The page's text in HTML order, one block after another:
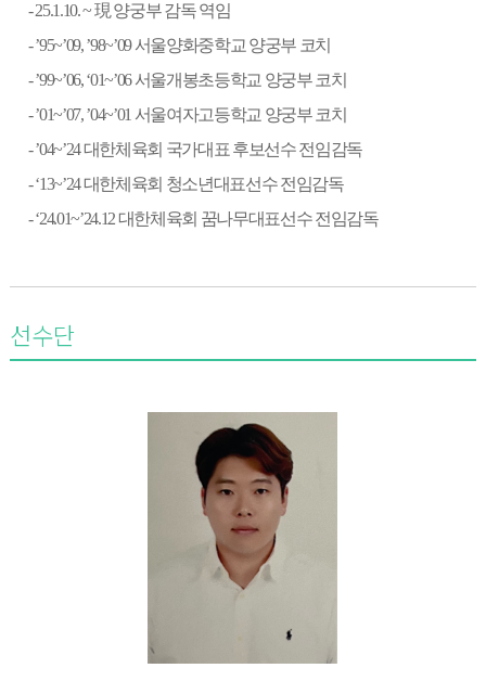
- 25.1.10. ~現 양궁부 감독 역임
- ’95~’09, ’98~’09서울양화중학교 양궁부 코치
- ’99~’06, ‘01~’06서울개봉초등학교 양궁부 코치
- ’01~’07, ’04~’01 서울여자고등학교 양궁부 코치
- ’04~’24대한체육회 국가대표 후보선수 전임감독
- ‘13~’24대한체육회 청소년대표선수 전임감독
- ‘24.01~’24.12대한체육회 꿈나무대표선수 전임감독
선수단